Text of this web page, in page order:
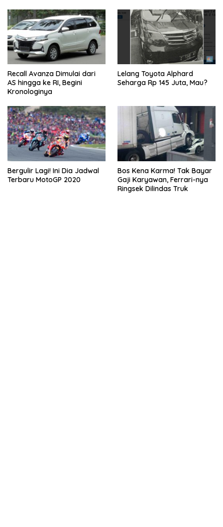
Recall Avanza Dimulai dari
AS hingga ke RI, Begini
Kronologinya
Lelang Toyota Alphard
Seharga Rp 145 Juta, Mau?
Bergulir Lagi! Ini Dia Jadwal
Terbaru MotoGP 2020
Bos Kena Karma! Tak Bayar
Gaji Karyawan, Ferrari-nya
Ringsek Dilindas Truk